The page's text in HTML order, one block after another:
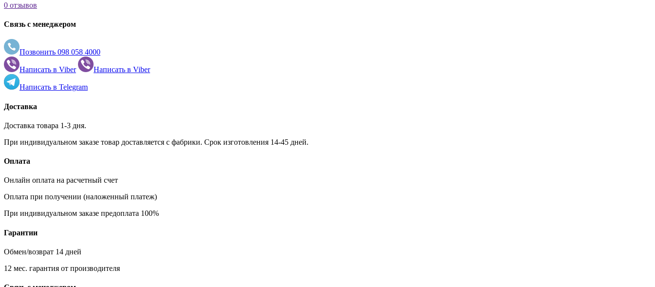
0 отзывов
Связь с менеджером
Позвонить 098 058 4000
Написать в Viber Написать в Viber
Написать в Telegram
Доставка
Доставка товара 1-3 дня.
При индивидуальном заказе товар доставляется с фабрики. Срок изготовления 14-45 дней.
Оплата
Онлайн оплата на расчетный счет
Оплата при получении (наложенный платеж)
При индивидуальном заказе предоплата 100%
Гарантии
Обмен/возврат 14 дней
12 мес. гарантия от производителя